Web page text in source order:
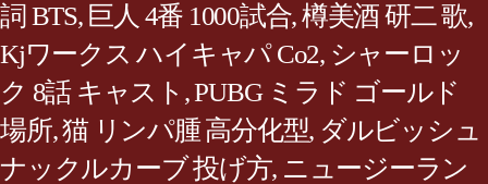
詞 BTS, 巨人 4番 1000試合,樽美酒 研二 歌,
Kjワークス ハイキャパ Co2, シャーロッ
ク 8話 キャスト ,PUBG ミラド ゴールド
場所,猫 リンパ腫 高分化型, ダルビッシュ
ナックルカーブ 投げ方, ニュージーラン